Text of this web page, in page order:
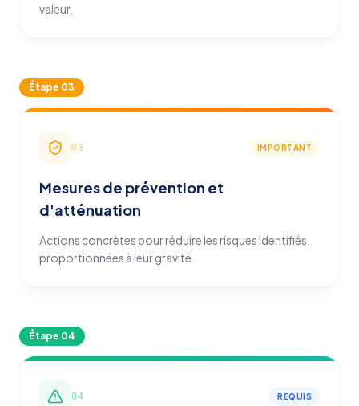
valeur.
03 IMPORTANT
Mesures de prévention et
d'atténuation
Actions concrètes pour réduire les risques identifiés,
proportionnées à leur gravité.
Étape 03
04 REQUIS
Étape 04